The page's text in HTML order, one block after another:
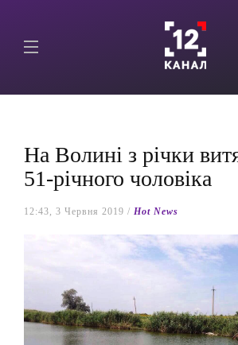
На Волині з річки
51-річного чоловіка
12:43, 3 Червня 2019 / Hot News